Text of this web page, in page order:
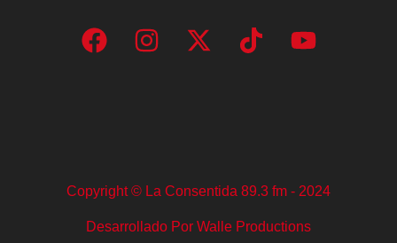
Copyright © La Consentida 89.3 fm - 2024
Desarrollado Por Walle Productions